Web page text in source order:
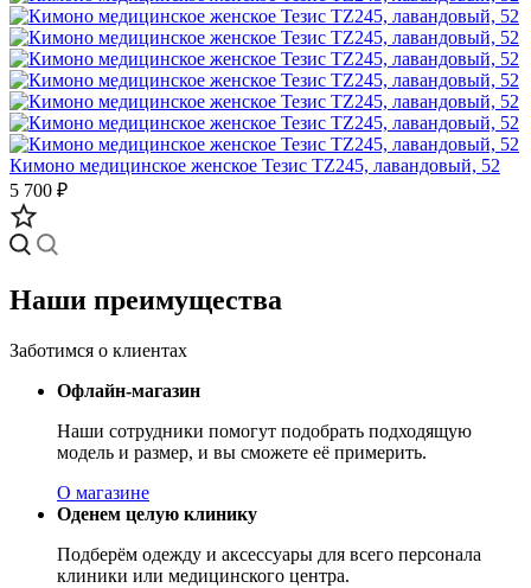
Кимоно медицинское женское Тезис TZ245, лавандовый, 52
5 700 ₽
Наши преимущества
Заботимся о клиентах
Офлайн-магазин
Наши сотрудники помогут подобрать подходящую
модель и размер, и вы сможете её примерить.
О магазине
Оденем целую клинику
Подберём одежду и аксессуары для всего персонала
клиники или медицинского центра.